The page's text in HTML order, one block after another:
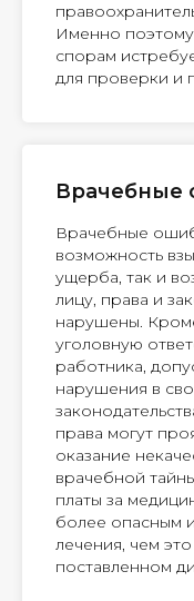
Именно
спорам
для проверки и
Врачебные
Врачебные
возможность
ущерба, так и
лицу, права и
нарушены.
уголовную
работника,
нарушения в
права могут
оказание
врачебной
платы за
более опасным
лечения, чем
поставленном